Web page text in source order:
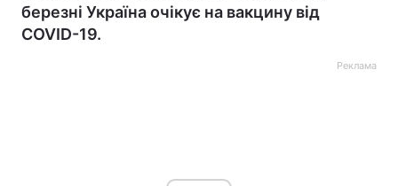
березні Україна очікує на вакцину від
COVID-19.
Реклама